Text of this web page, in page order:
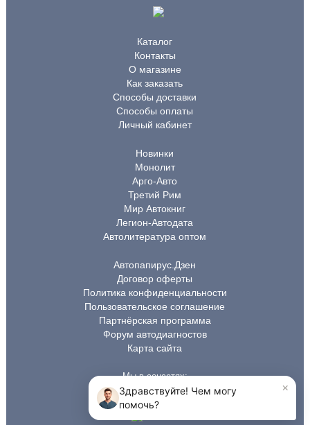
Каталог
Контакты
О магазине
Как заказать
Способы доставки
Способы оплаты
Личный кабинет
Новинки
Монолит
Арго-Авто
Третий Рим
Мир Автокниг
Легион-Автодата
Автолитература оптом
Автопапирус.Дзен
Договор оферты
Политика конфиденциальности
Пользовательское соглашение
Партнёрская программа
Форум автодиагностов
Карта сайта
Мы в соцсетях: